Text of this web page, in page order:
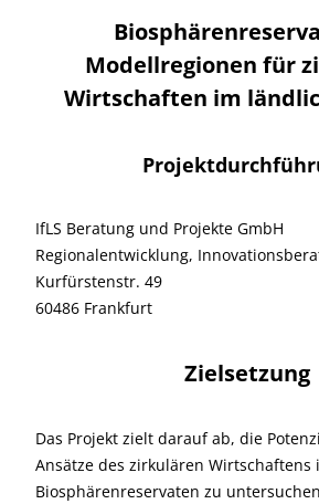
Modellregionen für
Wirtschaften im
IfLS Beratung und Projekte GmbH
Regionalentwicklung,
Kurfürstenstr. 49
60486 Frankfurt
Zielsetzung
Das Projekt zielt darauf ab, die
Ansätze des zirkulären Wirtschaftens
Biosphärenreservaten zu